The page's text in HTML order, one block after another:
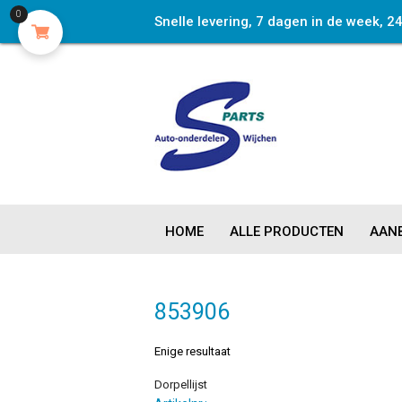
Snelle levering, 7 dagen in de week,
HOME ALLE PRODUCTEN
853906
Enige resultaat
Dorpellijst
0